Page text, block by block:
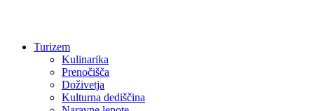
Turizem
Kulinarika
Prenočišča
Doživetja
Kulturna dediščina